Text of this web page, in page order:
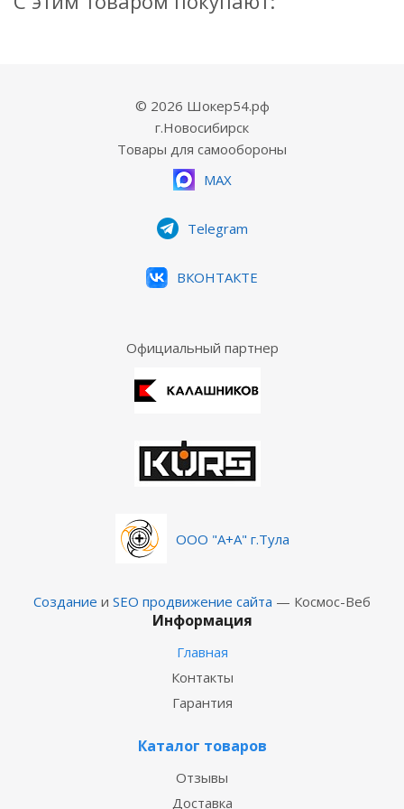
© 2026 Шокер54.рф
г.Новосибирск
Товары для самообороны
MAX
Telegram
ВКОНТАКТЕ
Официальный партнер
ООО "А+А" г.Тула
Создание и SEO продвижение сайта — Космос-Веб
Информация
Главная
Контакты
Гарантия
Каталог товаров
Отзывы
Доставка